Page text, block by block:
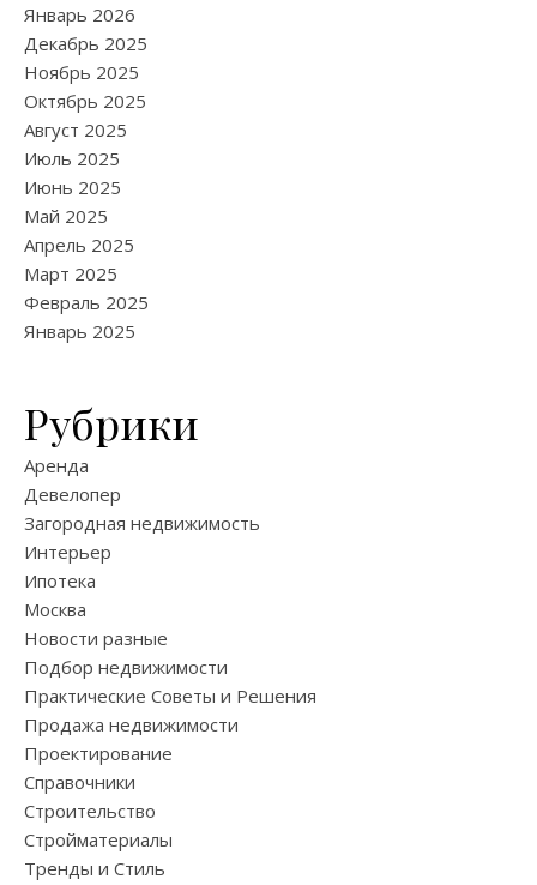
Январь 2026
Декабрь 2025
Ноябрь 2025
Октябрь 2025
Август 2025
Июль 2025
Июнь 2025
Май 2025
Апрель 2025
Март 2025
Февраль 2025
Январь 2025
Рубрики
Аренда
Девелопер
Загородная недвижимость
Интерьер
Ипотека
Москва
Новости разные
Подбор недвижимости
Практические Советы и Решения
Продажа недвижимости
Проектирование
Справочники
Строительство
Стройматериалы
Тренды и Стиль